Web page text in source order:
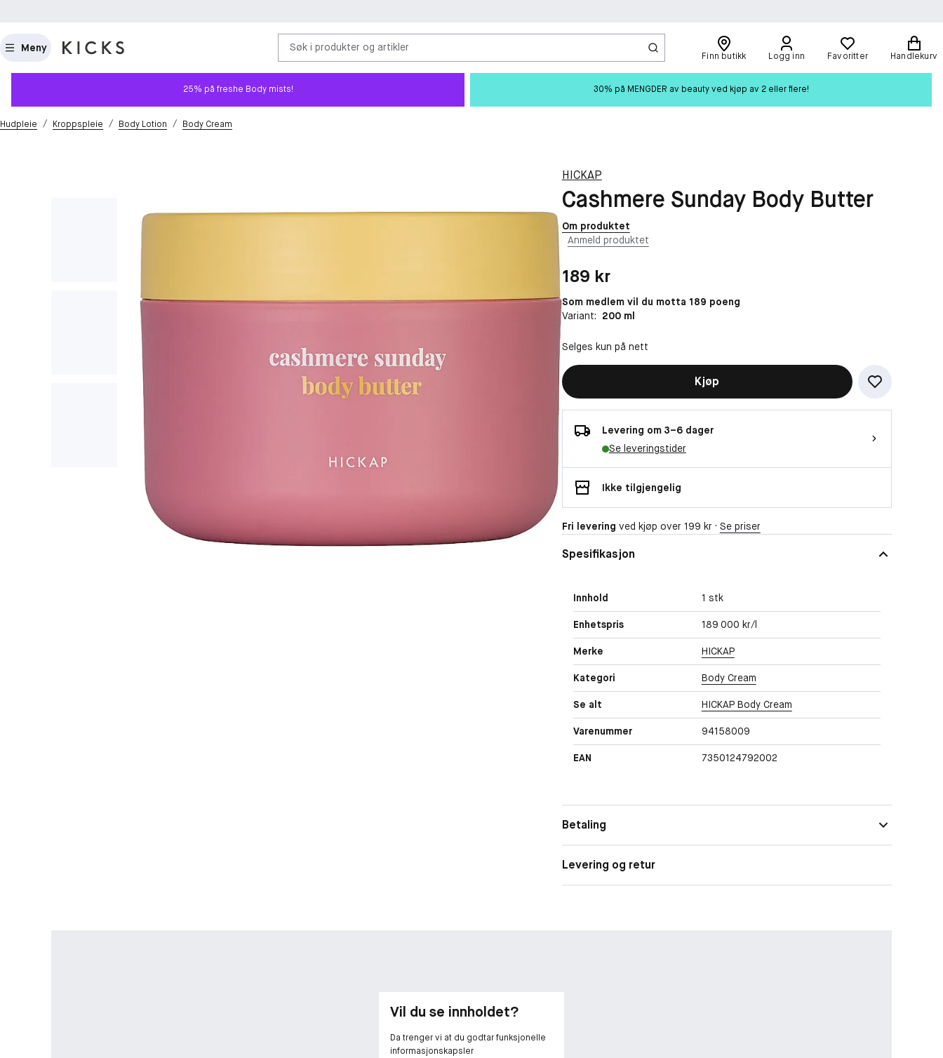
Meny Søk i produkter og artikler
Finn butikk Logg inn Favoritter Handlekurv
25% på freshe Body mists! 30% på MENGDER av beauty ved kjøp av 2 eller flere!
Hudpleie / Kroppspleie / Body Lotion / Body Cream
HICKAP
Cashmere Sunday Body Butter
Om produktet
Anmeld produktet
Variant: 200 ml
Pris: 189 kr
189 kr
Som medlem vil du motta 189 poeng
Selges kun på nett
Kjøp
Levering om 3–6 dager
Se leveringstider
Ikke tilgjengelig
Fri levering ved kjøp over 199 kr · Se priser
Spesifikasjon
Innhold 1 stk
Enhetspris 189 000 kr/l
Merke HICKAP
Kategori Body Cream
Se alt HICKAP Body Cream
Varenummer 94158009
EAN 7350124792002
Betaling
Levering og retur
Vil du se innholdet?
Da trenger vi at du godtar funksjonelle
informasjonskapsler